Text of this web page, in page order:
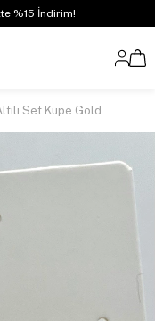
%15 İndirim!
Set Küpe Gold